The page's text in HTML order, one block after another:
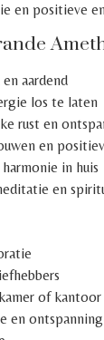
en positieve
aardend
los te laten
rust en
en
in huis
en
of kantoor
en ontspanning